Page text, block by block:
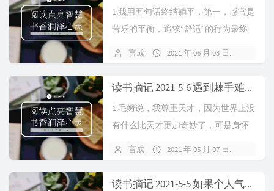
1.我用五句话终结躺平，第一，感官是
苦乐的平衡，追求“舒适”的行为最终
二、以追求舒适为目标...
言成 2021 年 06 月 03 日
读书摘记 2021-5-6 遇到棘手难解决的问题，不妨这样做
1.毛姆说，我尊重天才，因为世界上没
有什么比天才更加奇妙了，可是身怀
我总结了一条经验，...
言成 2021 年 05 月 07 日
读书摘记 2021-5-5 如果个人气场不足怎么办？教你三个提升办法